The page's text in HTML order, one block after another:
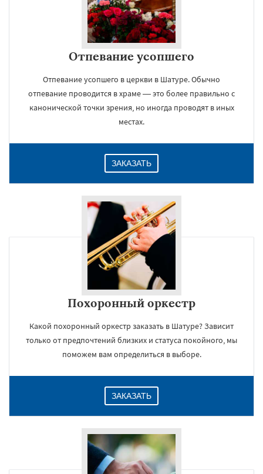
Отпевание усопшего
Отпевание усопшего в церкви в Шатуре. Обычно
отпевание проводится в храме — это более правильно с
канонической точки зрения, но иногда проводят в иных
местах.
ЗАКАЗАТЬ
Похоронный оркестр
Какой похоронный оркестр заказать в Шатуре? Зависит
только от предпочтений близких и статуса покойного, мы
поможем вам определиться в выборе.
ЗАКАЗАТЬ